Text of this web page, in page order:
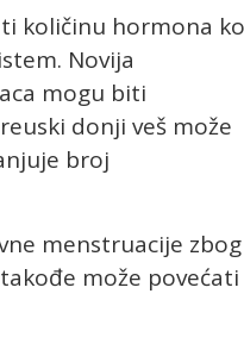
količinu hormona
Novija
mogu biti
donji veš može
broj
menstruacije zbog
može povećati